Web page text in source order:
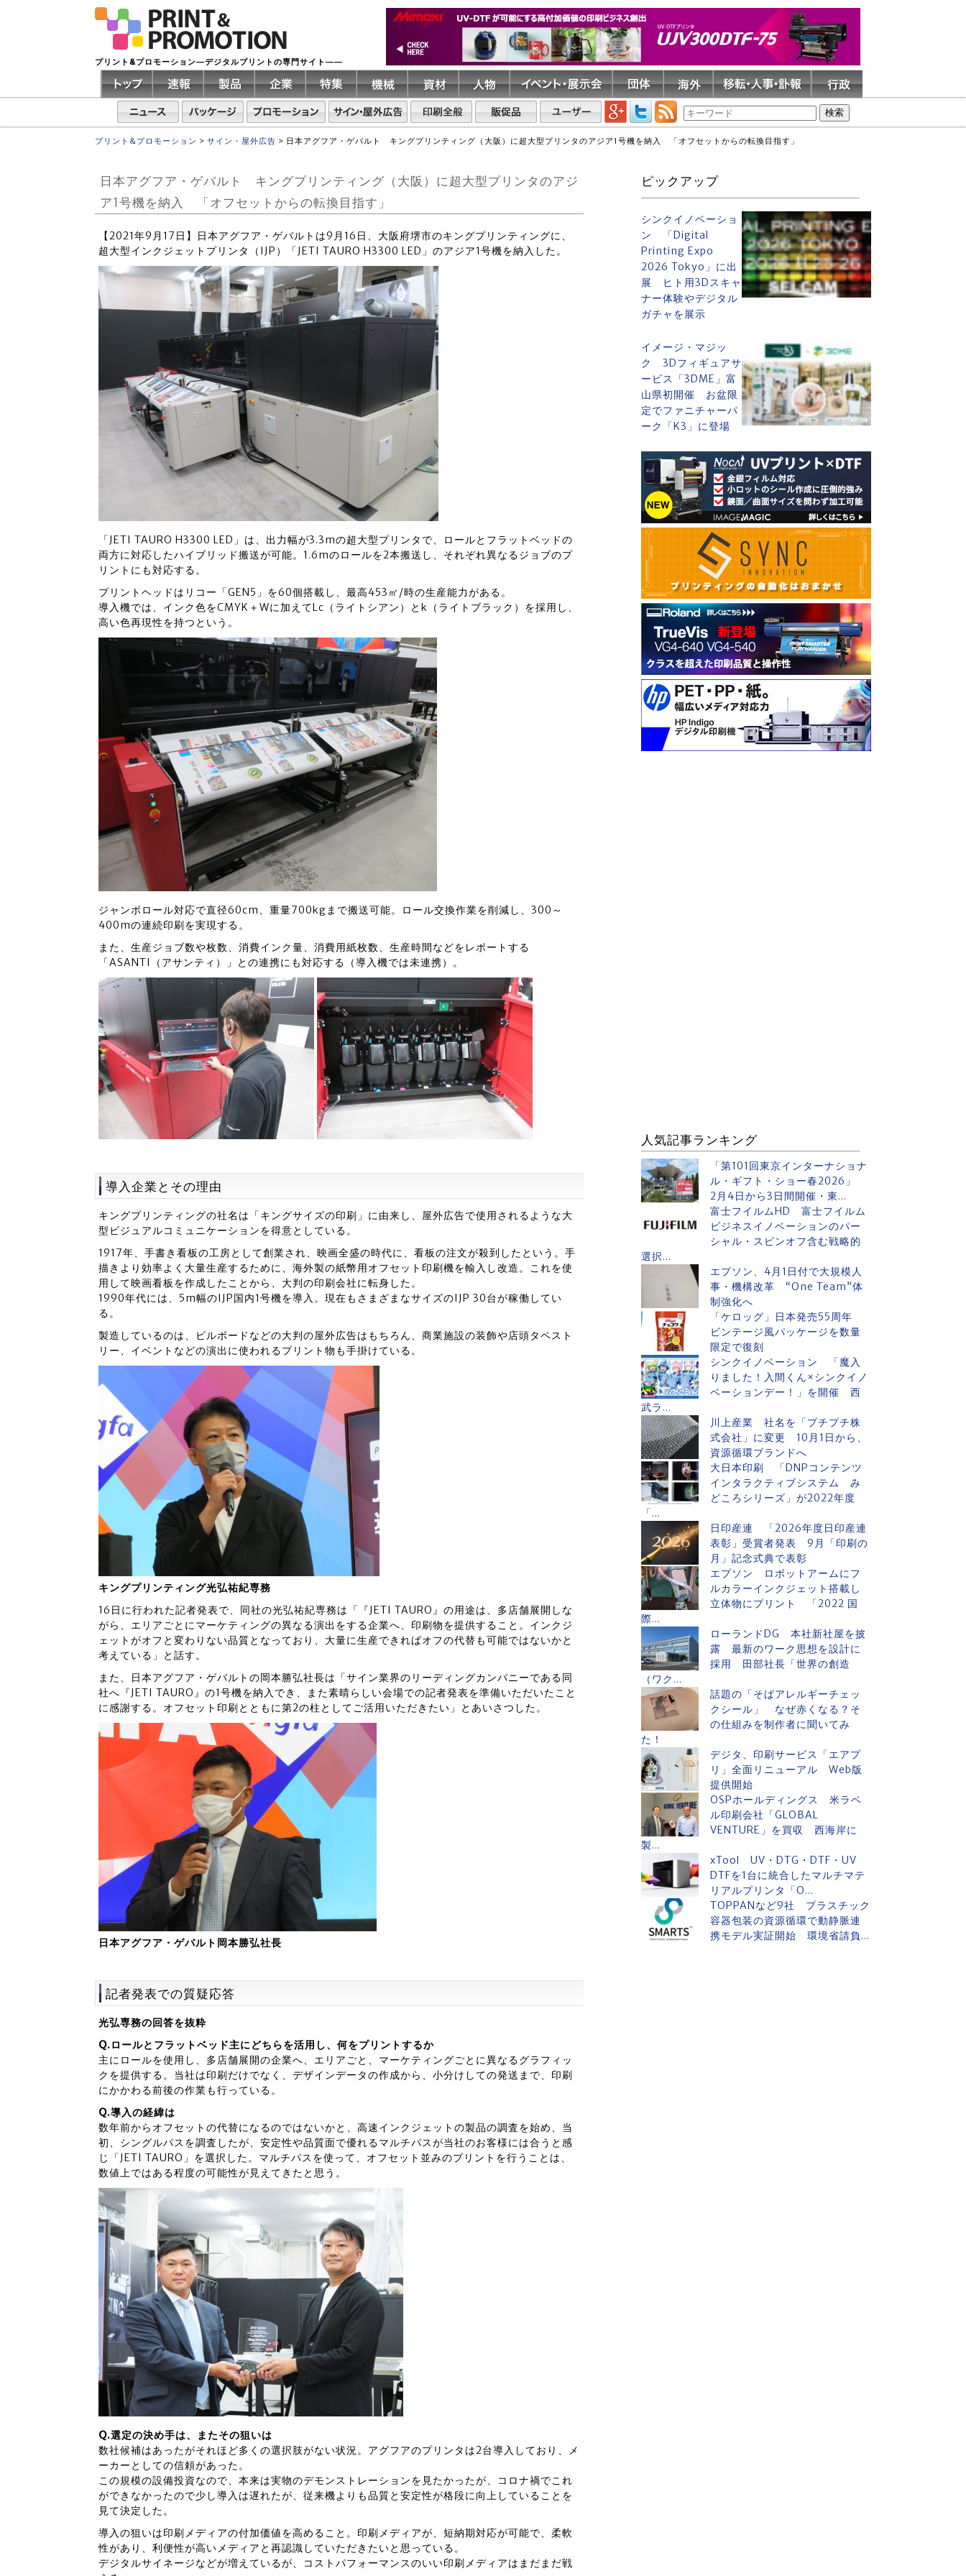
プリント&プロモーション―デジタルプリントの専門サイト――
プリント&プロモーション > サイン・屋外広告 > 日本アグフア・ゲバルト キングプリンティング（大阪）に超大型プリンタのアジア1号機を納入 「オフセットからの転換目指す」
日本アグフア・ゲバルト キングプリンティング（大阪）に超大型プリンタのアジ
ア1号機を納入 「オフセットからの転換目指す」
【2021年9月17日】日本アグフア・ゲバルトは9月16日、大阪府堺市のキングプリンティングに、
超大型インクジェットプリンタ（IJP）「JETI TAURO H3300 LED」のアジア1号機を納入した。
「JETI TAURO H3300 LED」は、出力幅が3.3mの超大型プリンタで、ロールとフラットベッドの
両方に対応したハイブリッド搬送が可能。1.6mのロールを2本搬送し、それぞれ異なるジョブのプ
リントにも対応する。
プリントヘッドはリコー「GEN5」を60個搭載し、最高453㎡/時の生産能力がある。
導入機では、インク色をCMYK＋Wに加えてLc（ライトシアン）とk（ライトブラック）を採用し、
高い色再現性を持つという。
ジャンボロール対応で直径60cm、重量700kgまで搬送可能。ロール交換作業を削減し、300～
400mの連続印刷を実現する。
また、生産ジョブ数や枚数、消費インク量、消費用紙枚数、生産時間などをレポートする
「ASANTI（アサンティ）」との連携にも対応する（導入機では未連携）。
導入企業とその理由
キングプリンティングの社名は「キングサイズの印刷」に由来し、屋外広告で使用されるような大
型ビジュアルコミュニケーションを得意としている。
1917年、手書き看板の工房として創業され、映画全盛の時代に、看板の注文が殺到したという。手
描きより効率よく大量生産するために、海外製の紙幣用オフセット印刷機を輸入し改造。これを使
用して映画看板を作成したことから、大判の印刷会社に転身した。
1990年代には、5m幅のIJP国内1号機を導入。現在もさまざまなサイズのIJP 30台が稼働してい
る。
製造しているのは、ビルボードなどの大判の屋外広告はもちろん、商業施設の装飾や店頭タペスト
リー、イベントなどの演出に使われるプリント物も手掛けている。
キングプリンティング光弘祐紀専務
16日に行われた記者発表で、同社の光弘祐紀専務は「『JETI TAURO』の用途は、多店舗展開しな
がら、エリアごとにマーケティングの異なる演出をする企業へ、印刷物を提供すること。インクジ
ェットがオフと変わりない品質となっており、大量に生産できればオフの代替も可能ではないかと
考えている」と話す。
また、日本アグフア・ゲバルトの岡本勝弘社長は「サイン業界のリーディングカンパニーである同
社へ『JETI TAURO』の1号機を納入でき、また素晴らしい会場での記者発表を準備いただいたこと
に感謝する。オフセット印刷とともに第2の柱としてご活用いただきたい」とあいさつした。
日本アグフア・ゲバルト岡本勝弘社長
記者発表での質疑応答
光弘専務の回答を抜粋
Q.ロールとフラットベッド主にどちらを活用し、何をプリントするか
主にロールを使用し、多店舗展開の企業へ、エリアごと、マーケティングごとに異なるグラフィッ
クを提供する。当社は印刷だけでなく、デザインデータの作成から、小分けしての発送まで、印刷
にかかわる前後の作業も行っている。
Q.導入の経緯は
数年前からオフセットの代替になるのではないかと、高速インクジェットの製品の調査を始め、当
初、シングルパスを調査したが、安定性や品質面で優れるマルチパスが当社のお客様には合うと感
じ「JETI TAURO」を選択した。マルチパスを使って、オフセット並みのプリントを行うことは、
数値上ではある程度の可能性が見えてきたと思う。
Q.選定の決め手は、またその狙いは
数社候補はあったがそれほど多くの選択肢がない状況。アグフアのプリンタは2台導入しており、メ
ーカーとしての信頼があった。
この規模の設備投資なので、本来は実物のデモンストレーションを見たかったが、コロナ禍でこれ
ができなかったので少し導入は遅れたが、従来機よりも品質と安定性が格段に向上していることを
見て決定した。
導入の狙いは印刷メディアの付加価値を高めること。印刷メディアが、短納期対応が可能で、柔軟
性があり、利便性が高いメディアと再認識していただきたいと思っている。
デジタルサイネージなどが増えているが、コストパフォーマンスのいい印刷メディアはまだまだ戦
ピックアップ
シンクイノベーショ
ン 「Digital
Printing Expo
2026 Tokyo」に出
展 ヒト用3Dスキャ
ナー体験やデジタル
ガチャを展示
イメージ・マジッ
ク 3Dフィギュアサ
ービス「3DME」富
山県初開催 お盆限
定でファニチャーパ
ーク「K3」に登場
人気記事ランキング
「第101回東京インターナショナ
ル・ギフト・ショー春2026」
2月4日から3日間開催・東...
富士フイルムHD 富士フイルム
ビジネスイノベーションのパー
シャル・スピンオフ含む戦略的
選択...
エプソン、4月1日付で大規模人
事・機構改革 “One Team”体
制強化へ
「ケロッグ」日本発売55周年
ビンテージ風パッケージを数量
限定で復刻
シンクイノベーション 「魔入
りました！入間くん×シンクイノ
ベーションデー！」を開催 西
武ラ...
川上産業 社名を「プチプチ株
式会社」に変更 10月1日から、
資源循環ブランドへ
大日本印刷 「DNPコンテンツ
インタラクティブシステム み
どころシリーズ」が2022年度
「...
日印産連 「2026年度日印産連
表彰」受賞者発表 9月「印刷の
月」記念式典で表彰
エプソン ロボットアームにフ
ルカラーインクジェット搭載し
立体物にプリント 「2022 国
際...
ローランドDG 本社新社屋を披
露 最新のワーク思想を設計に
採用 田部社長「世界の創造
（ワク...
話題の「そばアレルギーチェッ
クシール」 なぜ赤くなる？そ
の仕組みを制作者に聞いてみ
た！
デジタ、印刷サービス「エアプ
リ」全面リニューアル Web版
提供開始
OSPホールディングス 米ラベ
ル印刷会社「GLOBAL
VENTURE」を買収 西海岸に
製...
xTool UV・DTG・DTF・UV
DTFを1台に統合したマルチマテ
リアルプリンタ「O...
TOPPANなど9社 プラスチック
容器包装の資源循環で動静脈連
携モデル実証開始 環境省請負...